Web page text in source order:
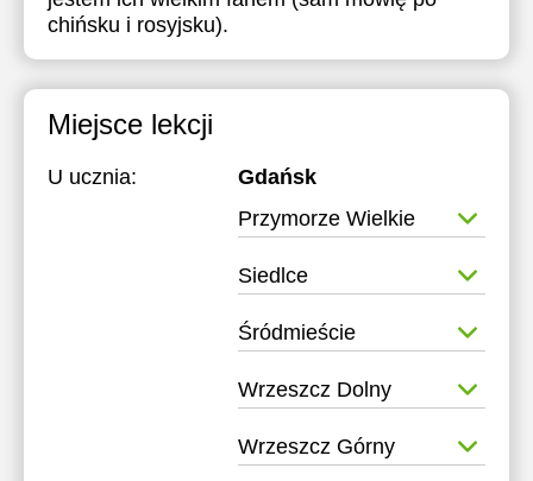
chińsku i rosyjsku).
Miejsce lekcji
U ucznia:
Gdańsk
Przymorze Wielkie
Siedlce
Śródmieście
Wrzeszcz Dolny
Wrzeszcz Górny